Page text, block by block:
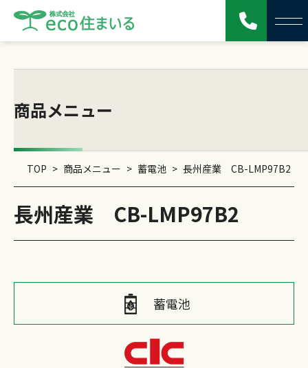
商品メニュー
TOP > 商品メニュー > 蓄電池 > 長州産業 CB-LMP97B2
長州産業 CB-LMP97B2
蓄電池